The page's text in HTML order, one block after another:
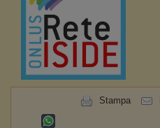
Stampa